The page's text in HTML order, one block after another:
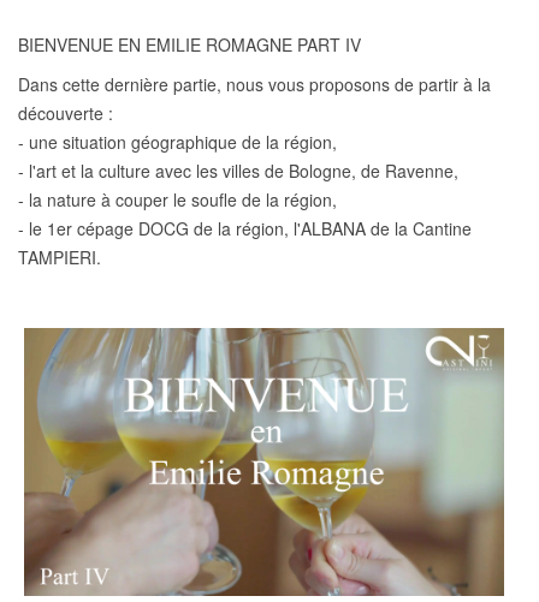
BIENVENUE EN EMILIE ROMAGNE PART IV
Dans cette dernière partie, nous vous proposons de partir à la
découverte :
- une situation géographique de la région,
- l'art et la culture avec les villes de Bologne, de Ravenne,
- la nature à couper le soufle de la région,
- le 1er cépage DOCG de la région, l'ALBANA de la Cantine
TAMPIERI.